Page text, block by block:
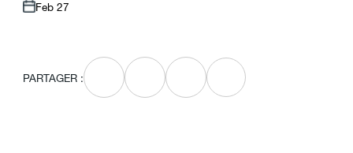
Feb 27
PARTAGER :